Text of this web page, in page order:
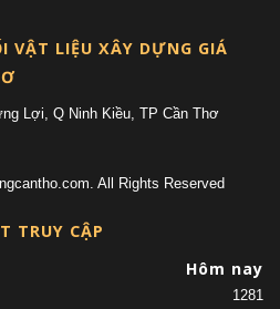
VẬT LIỆU XÂY DỰNG GIÁ
Lợi, Q Ninh Kiều, TP Cần Thơ
All Rights Reserved
TRUY CẬP
Hôm nay
1281